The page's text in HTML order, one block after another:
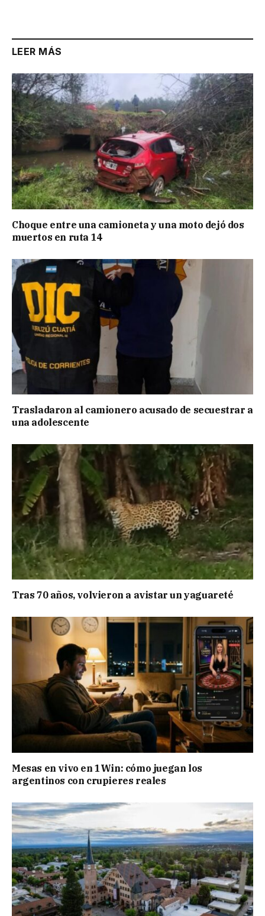
LEER MÁS
Choque entre una camioneta y una moto dejó dos
muertos en ruta 14
Trasladaron al camionero acusado de secuestrar a
una adolescente
Tras 70 años, volvieron a avistar un yaguareté
Mesas en vivo en 1Win: cómo juegan los
argentinos con crupieres reales